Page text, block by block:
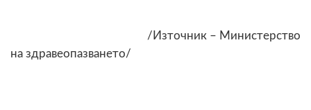
/Източник – Министерство
на здравеопазването/